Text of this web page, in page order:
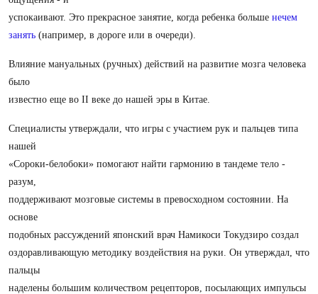
успокаивают. Это прекрасное занятие, когда ребенка больше нечем
занять (например, в дороге или в очереди).
Влияние мануальных (ручных) действий на развитие мозга человека
было
известно еще во II веке до нашей эры в Китае.
Специалисты утверждали, что игры с участием рук и пальцев типа
нашей
«Сороки-белобоки» помогают найти гармонию в тандеме тело -
разум,
поддерживают мозговые системы в превосходном состоянии. На
основе
подобных рассуждений японский врач Намикоси Токудзиро создал
оздоравливающую методику воздействия на руки. Он утверждал, что
пальцы
наделены большим количеством рецепторов, посылающих импульсы